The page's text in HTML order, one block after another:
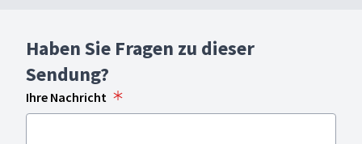
Haben Sie Fragen zu dieser
Sendung?
Ihre Nachricht